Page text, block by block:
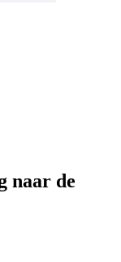
naar de